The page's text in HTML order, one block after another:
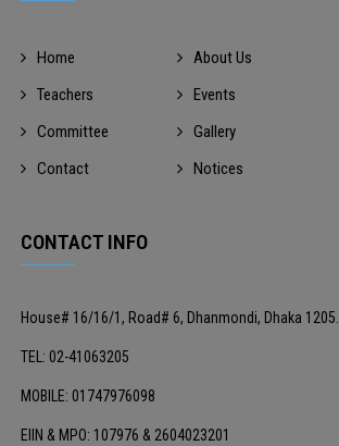
Home
About Us
Teachers
Events
Committee
Gallery
Contact
Notices
CONTACT INFO
House# 16/16/1, Road# 6, Dhanmondi, Dhaka 1205.
TEL: 02-41063205
MOBILE: 01747976098
EIIN & MPO: 107976 & 2604023201